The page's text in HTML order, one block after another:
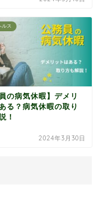
ルス
の病気休暇】デメリ
る？病気休暇の取り
！
2024年3月30日